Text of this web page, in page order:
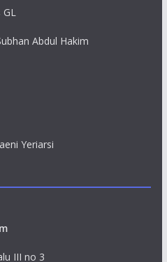
Abdul Hakim
Yeriarsi
III no 3